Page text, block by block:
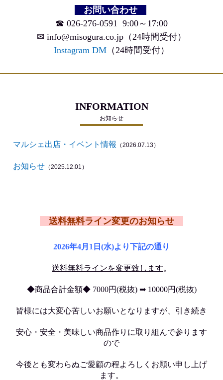
お問い合わせ
☎ 026-276-0591 9:00～17:00
✉ info@misogura.co.jp（24時間受付）
Instagram DM （24時間受付）
INFORMATION
お知らせ
マルシェ出店・イベント情報 （2026.07.13）
お知らせ （2025.12.01）
送料無料ライン変更のお知らせ
2026年4月 1 日 (水)より下記の通り
送料無料ラインを変更致します。
◆商品合計金額◆ 7000円(税抜) ➡ 10000円(税抜)
皆様には大変心苦しいお願いとなりますが、引き続き
安心・安全・美味しい商品作りに取り組んで参ります
ので
今後とも変わらぬご愛顧の程よろしくお願い申し上げ
ます。